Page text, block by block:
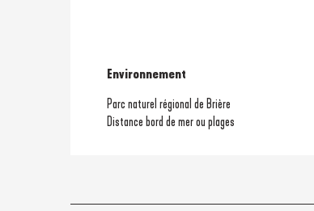
Environnement
Environnement
Parc naturel régional de Brière
Distance bord de mer ou plages